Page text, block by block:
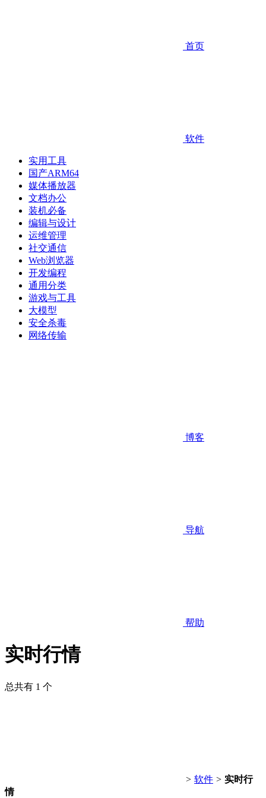
首页
软件
实用工具
国产ARM64
媒体播放器
文档办公
装机必备
编辑与设计
运维管理
社交通信
Web浏览器
开发编程
通用分类
游戏与工具
大模型
安全杀毒
网络传输
博客
导航
帮助
实时行情
总共有 1 个
> 软件 > 实时行
情